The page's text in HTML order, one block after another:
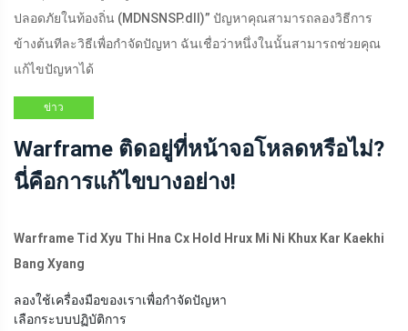
ปลอดภัยในท้องถิ่น (MDNSNSP.dll )” ปัญหาคุณสามารถลองวิธีการ
ข้างต้นทีละวิธีเพื่อกำจัดปัญหา ฉันเชื่อว่าหนึ่งในนั้นสามารถช่วยคุณ
แก้ไขปัญหาได้
ข่าว
Warframe ติดอยู่ที่หน้าจอโหลดหรือไม่?
นี่คือการแก้ไขบางอย่าง!
Warframe Tid Xyu Thi Hna Cx Hold Hrux Mi Ni Khux Kar Kaekhi
Bang Xyang
ลองใช้เครื่องมือของเราเพื่อกำจัดปัญหา
เลือกระบบปฏิบัติการ